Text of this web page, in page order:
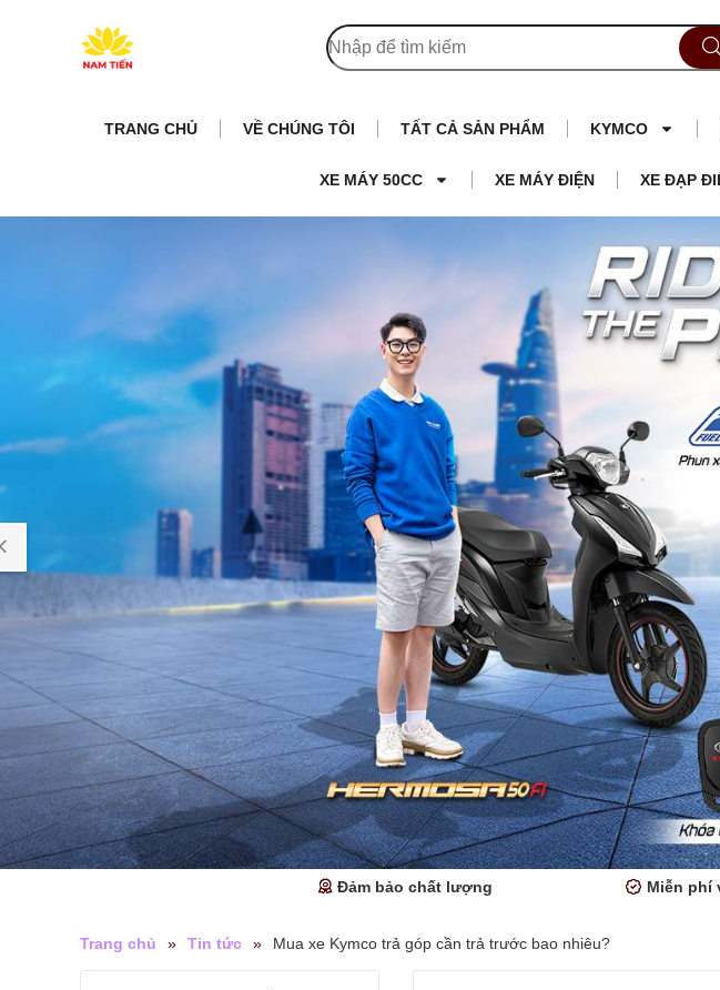
TRANG CHỦ VỀ CHÚNG TÔI TẤT CẢ SẢN PHẨM KYMCO
XE MÁY 50CC XE MÁY ĐIỆN XE ĐẠP
Đảm bảo chất lượng Miễn phí
Trang chủ » Tin tức » Mua xe Kymco trả góp cần trả trước bao nhiêu?